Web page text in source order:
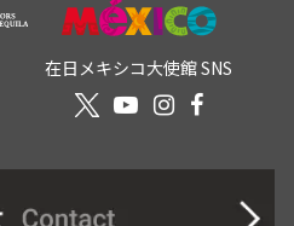
在日メキシコ大使館 SNS